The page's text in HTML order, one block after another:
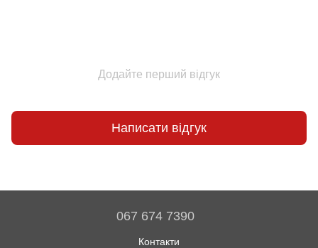
Додайте перший відгук
Написати відгук
067 674 7390
Контакти